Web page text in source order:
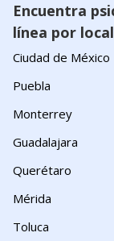
Encuentra
línea por
Ciudad de México
Puebla
Monterrey
Guadalajara
Querétaro
Mérida
Toluca